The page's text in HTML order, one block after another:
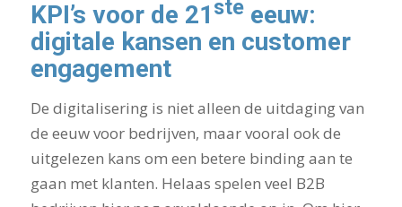
KPI’s voor de 21 steeeuw:
digitale kansen en customer
engagement
De digitalisering is niet alleen de uitdaging van
de eeuw voor bedrijven, maar vooral ook de
uitgelezen kans om een betere binding aan te
gaan met klanten. Helaas spelen veel B2B